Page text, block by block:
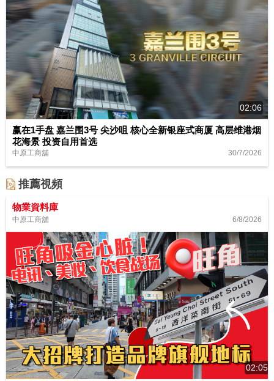
02:06
赢在1手盘 嘉兰围3号 尖沙咀 核心全新银座式商厦 高层维港烟
花海景 投资自用首选
中原工商舖 30/7/2026
推薦視頻
物業資料庫
中原工商舖 6/8/2026
02:05